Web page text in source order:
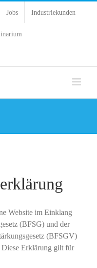
Jobs Industriekunden
Website im Einklang
(BFSG) und der
(BFSGV)
Diese Erklärung gilt für